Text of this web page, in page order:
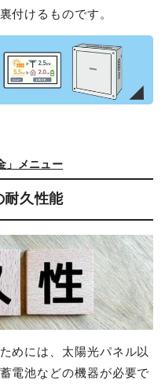
付けるものです。
」メニュー
耐久性能
めには、太陽光パネル以
電池などの機器が必要で